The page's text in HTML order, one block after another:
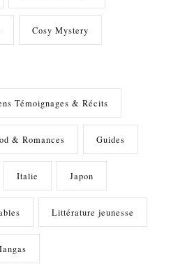
Cosy Mystery
Témoignages & Récits
& Romances Guides
Italie Japon
Littérature jeunesse